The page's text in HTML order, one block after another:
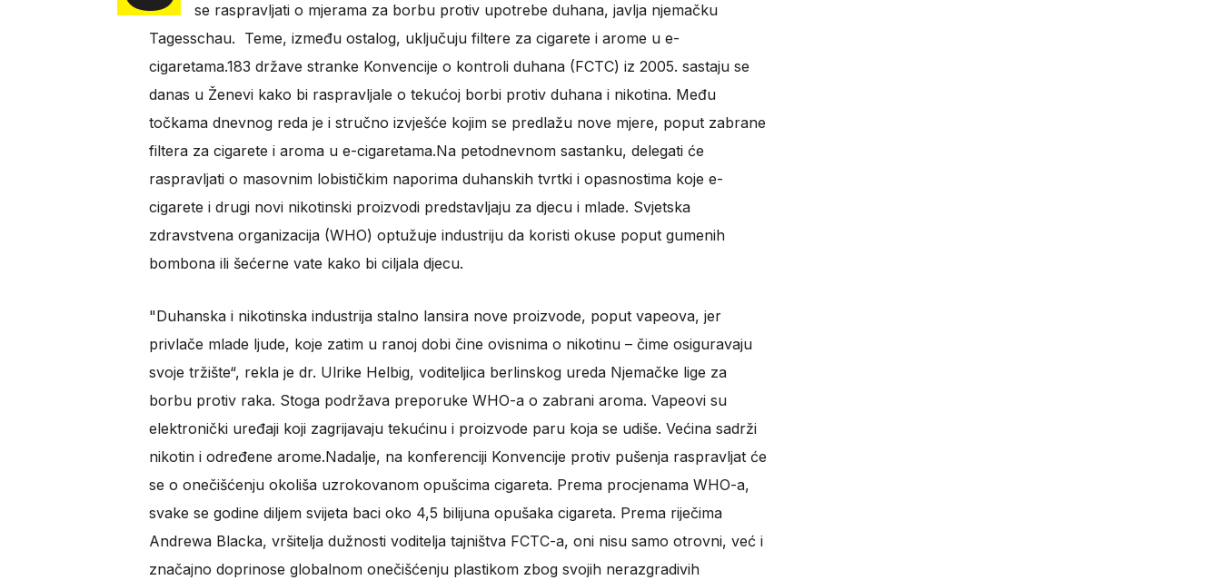
se raspravljati o mjerama za borbu protiv upotrebe duhana, javlja njemačku
Tagesschau. Teme, između ostalog, uključuju filtere za cigarete i arome u e-
cigaretama.183 države stranke Konvencije o kontroli duhana (FCTC) iz 2005. sastaju se
danas u Ženevi kako bi raspravljale o tekućoj borbi protiv duhana i nikotina. Među
točkama dnevnog reda je i stručno izvješće kojim se predlažu nove mjere, poput zabrane
filtera za cigarete i aroma u e-cigaretama.Na petodnevnom sastanku, delegati će
raspravljati o masovnim lobističkim naporima duhanskih tvrtki i opasnostima koje e-
cigarete i drugi novi nikotinski proizvodi predstavljaju za djecu i mlade. Svjetska
zdravstvena organizacija (WHO) optužuje industriju da koristi okuse poput gumenih
bombona ili šećerne vate kako bi ciljala djecu.
"Duhanska i nikotinska industrija stalno lansira nove proizvode, poput vapeova, jer
privlače mlade ljude, koje zatim u ranoj dobi čine ovisnima o nikotinu – čime osiguravaju
svoje tržište“, rekla je dr. Ulrike Helbig, voditeljica berlinskog ureda Njemačke lige za
borbu protiv raka. Stoga podržava preporuke WHO-a o zabrani aroma. Vapeovi su
elektronički uređaji koji zagrijavaju tekućinu i proizvode paru koja se udiše. Većina sadrži
nikotin i određene arome.Nadalje, na konferenciji Konvencije protiv pušenja raspravljat će
se o onečišćenju okoliša uzrokovanom opušcima cigareta. Prema procjenama WHO-a,
svake se godine diljem svijeta baci oko 4,5 bilijuna opušaka cigareta. Prema riječima
Andrewa Blacka, vršitelja dužnosti voditelja tajništva FCTC-a, oni nisu samo otrovni, već i
značajno doprinose globalnom onečišćenju plastikom zbog svojih nerazgradivih